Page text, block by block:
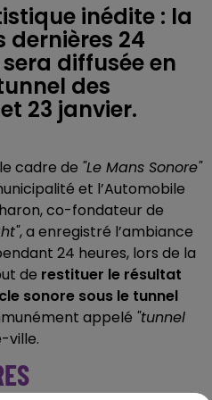
inédite : la
dernières 24
diffusée en
des
23 janvier.
cadre de "Le Mans Sonore"
et l’Automobile
co-fondateur de
, a enregistré l’ambiance
24 heures, lors de la
de restituer le résultat
sonore sous le tunnel
appelé "tunnel
ville.